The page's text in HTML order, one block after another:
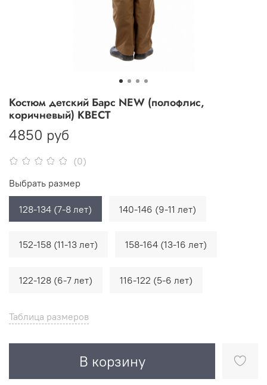
(0)
Костюм детский Барс NEW (полофлис,
коричневый) КВЕСТ
4850 руб
Таблица размеров
В корзину
Выбрать размер
128-134 (7-8 лет) 140-146 (9-11 лет)
152-158 (11-13 лет) 158-164 (13-16 лет)
122-128 (6-7 лет) 116-122 (5-6 лет)